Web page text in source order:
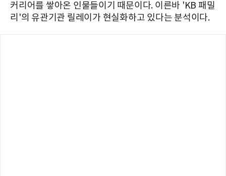
커리어를 쌓아온 인물들이기 때문이다. 이른바 'KB 패밀
리'의 유관기관 릴레이가 현실화하고 있다는 분석이다.